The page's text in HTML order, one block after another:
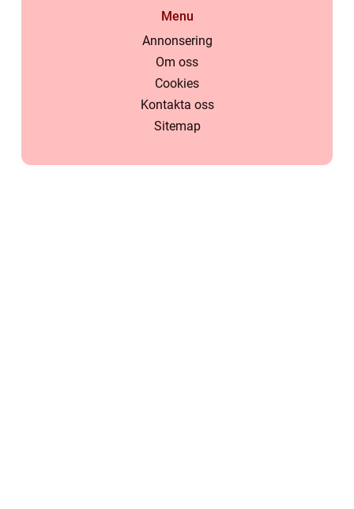
Menu
Annonsering
Om oss
Cookies
Kontakta oss
Sitemap